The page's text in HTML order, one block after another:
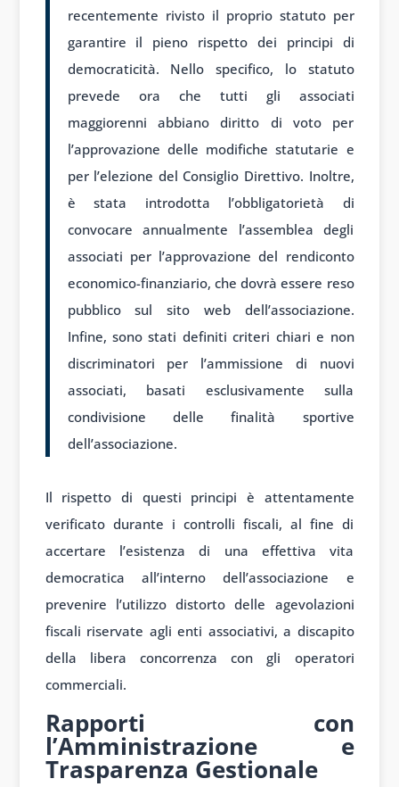
recentemente rivisto il proprio statuto per
garantire il pieno rispetto dei principi di
democraticità. Nello specifico, lo statuto
prevede ora che tutti gli associati
maggiorenni abbiano diritto di voto per
l’approvazione delle modifiche statutarie e
per l’elezione del Consiglio Direttivo. Inoltre,
è stata introdotta l’obbligatorietà di
convocare annualmente l’assemblea degli
associati per l’approvazione del rendiconto
economico-finanziario, che dovrà essere reso
pubblico sul sito web dell’associazione.
Infine, sono stati definiti criteri chiari e non
discriminatori per l’ammissione di nuovi
associati, basati esclusivamente sulla
condivisione delle finalità sportive
dell’associazione.
Il rispetto di questi principi è attentamente
verificato durante i controlli fiscali, al fine di
accertare l’esistenza di una effettiva vita
democratica all’interno dell’associazione e
prevenire l’utilizzo distorto delle agevolazioni
fiscali riservate agli enti associativi, a discapito
della libera concorrenza con gli operatori
commerciali.
Rapporti con
l’Amministrazione e
Trasparenza Gestionale